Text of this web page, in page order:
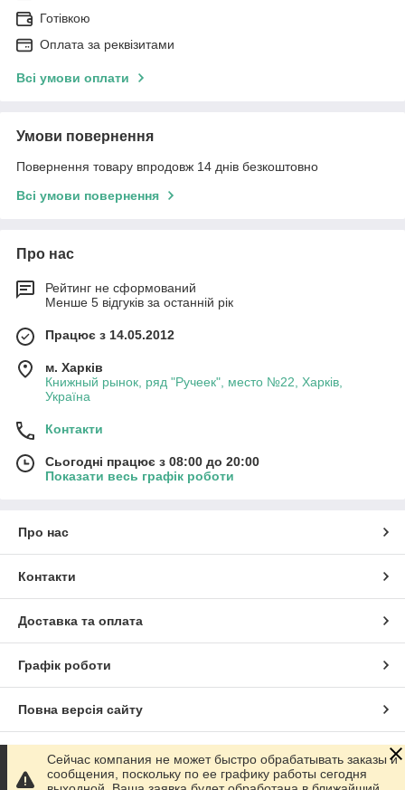
Готівкою
Оплата за реквізитами
Всі умови оплати
Умови повернення
Повернення товару впродовж 14 днів безкоштовно
Всі умови повернення
Про нас
Рейтинг не сформований
Менше 5 відгуків за останній рік
Працює з 14.05.2012
м. Харків
Книжный рынок, ряд "Ручеек", место №22, Харків,
Україна
Контакти
Сьогодні працює з 08:00 до 20:00
Показати весь графік роботи
Про нас
Контакти
Доставка та оплата
Графік роботи
Повна версія сайту
Сайт створено на маркетплейсі Prom.ua
Сейчас компания не может быстро обрабатывать заказы и
сообщения, поскольку по ее графику работы сегодня